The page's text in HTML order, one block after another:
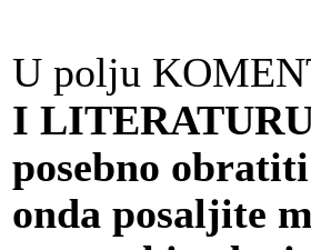
U polju
I
posebno
onda posaljite